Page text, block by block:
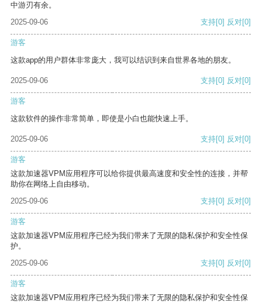
中游刃有余。
2025-09-06
支持[0] 反对[0]
游客
这款app的用户群体非常庞大，我可以结识到来自世界各地的朋友。
2025-09-06 支持[0] 反对[0]
游客
这款软件的操作非常简单，即使是小白也能快速上手。
2025-09-06 支持[0] 反对[0]
游客
这款加速器VPM应用程序可以给你提供最高速度和安全性的连接，并帮
助你在网络上自由移动。
2025-09-06
支持[0] 反对[0]
游客
这款加速器VPM应用程序已经为我们带来了无限的隐私保护和安全性保
护。
2025-09-06
支持[0] 反对[0]
游客
这款加速器VPM应用程序已经为我们带来了无限的隐私保护和安全性保